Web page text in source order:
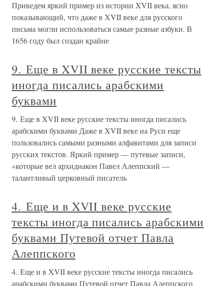
Приведем яркий пример из истории XVII века, ясно
показывающий, что даже в XVII веке для русского
письма могли использоваться самые разные азбуки. В
1656 году был создан крайне
9. Еще в XVII веке русские тексты
иногда писались арабскими
буквами
9. Еще в XVII веке русские тексты иногда писались
арабскими буквами Даже в XVII веке на Руси еще
пользовались самыми разными алфавитами для записи
русских текстов. Яркий пример — путевые записи,
«которые вел архидиакон Павел Алеппский —
талантливый церковный писатель
4. Еще и в XVII веке русские
тексты иногда писались арабскими
буквами Путевой отчет Павла
Алеппского
4. Еще и в XVII веке русские тексты иногда писались
арабскими буквами Путевой отчет Павла Алеппского